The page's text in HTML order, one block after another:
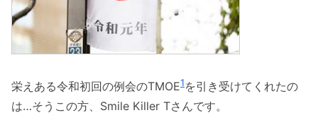
栄えある令和初回の例会のTMOE1を引き受けてくれたの
は…そうこの方、Smile Killer Tさんです。